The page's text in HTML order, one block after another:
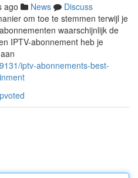
ago News
Discuss
om toe te stemmen terwijl je
waarschijnlijk de
IPTV-abonnement heb je
iptv-abonnements-best-